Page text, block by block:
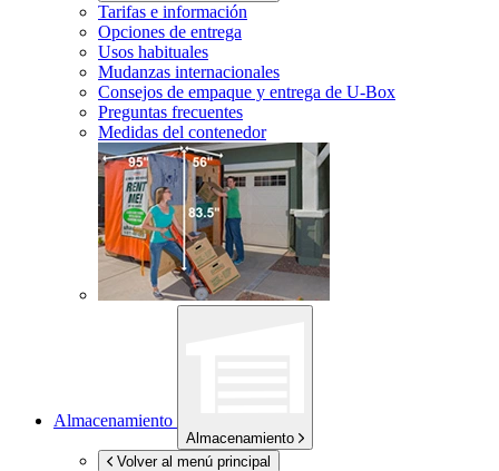
Tarifas e información
Opciones de entrega
Usos habituales
Mudanzas internacionales
Consejos de empaque y entrega de U-Box
Preguntas frecuentes
Medidas del contenedor
Almacenamiento
Almacenamiento
Volver al menú principal